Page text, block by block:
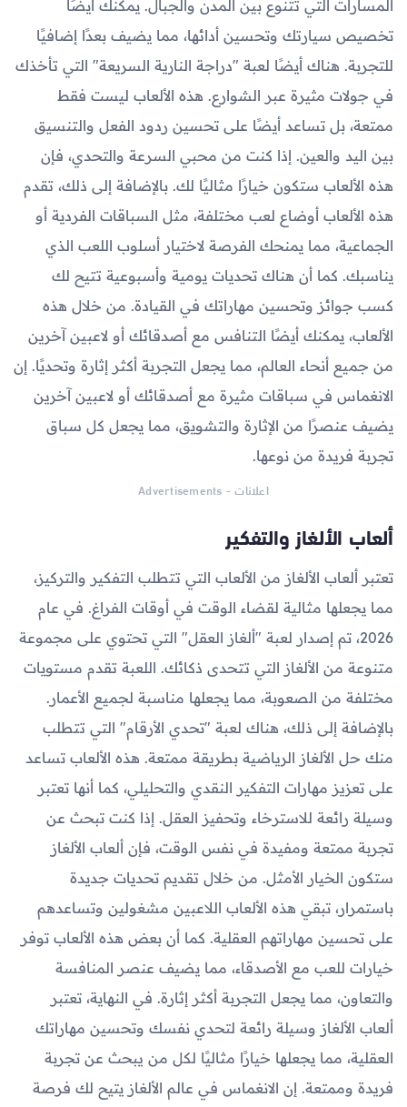
المسارات التي تتنوع بين المدن والجبال. يمكنك أيضًا
تخصيص سيارتك وتحسين أدائها، مما يضيف بعدًا إضافيًا
للتجربة. هناك أيضًا لعبة "دراجة النارية السريعة" التي تأخذك
في جولات مثيرة عبر الشوارع. هذه الألعاب ليست فقط
ممتعة، بل تساعد أيضًا على تحسين ردود الفعل والتنسيق
بين اليد والعين. إذا كنت من محبي السرعة والتحدي، فإن
هذه الألعاب ستكون خيارًا مثاليًا لك. بالإضافة إلى ذلك، تقدم
هذه الألعاب أوضاع لعب مختلفة، مثل السباقات الفردية أو
الجماعية، مما يمنحك الفرصة لاختيار أسلوب اللعب الذي
يناسبك. كما أن هناك تحديات يومية وأسبوعية تتيح لك
كسب جوائز وتحسين مهاراتك في القيادة. من خلال هذه
الألعاب، يمكنك أيضًا التنافس مع أصدقائك أو لاعبين آخرين
من جميع أنحاء العالم، مما يجعل التجربة أكثر إثارة وتحديًا. إن
الانغماس في سباقات مثيرة مع أصدقائك أو لاعبين آخرين
يضيف عنصرًا من الإثارة والتشويق، مما يجعل كل سباق
تجربة فريدة من نوعها.
اعلانات - Advertisements
ألعاب الألغاز والتفكير
تعتبر ألعاب الألغاز من الألعاب التي تتطلب التفكير والتركيز،
مما يجعلها مثالية لقضاء الوقت في أوقات الفراغ. في عام
2026، تم إصدار لعبة "ألغاز العقل" التي تحتوي على مجموعة
متنوعة من الألغاز التي تتحدى ذكائك. اللعبة تقدم مستويات
مختلفة من الصعوبة، مما يجعلها مناسبة لجميع الأعمار.
بالإضافة إلى ذلك، هناك لعبة "تحدي الأرقام" التي تتطلب
منك حل الألغاز الرياضية بطريقة ممتعة. هذه الألعاب تساعد
على تعزيز مهارات التفكير النقدي والتحليلي، كما أنها تعتبر
وسيلة رائعة للاسترخاء وتحفيز العقل. إذا كنت تبحث عن
تجربة ممتعة ومفيدة في نفس الوقت، فإن ألعاب الألغاز
ستكون الخيار الأمثل. من خلال تقديم تحديات جديدة
باستمرار، تبقي هذه الألعاب اللاعبين مشغولين وتساعدهم
على تحسين مهاراتهم العقلية. كما أن بعض هذه الألعاب توفر
خيارات للعب مع الأصدقاء، مما يضيف عنصر المنافسة
والتعاون، مما يجعل التجربة أكثر إثارة. في النهاية، تعتبر
ألعاب الألغاز وسيلة رائعة لتحدي نفسك وتحسين مهاراتك
العقلية، مما يجعلها خيارًا مثاليًا لكل من يبحث عن تجربة
فريدة وممتعة. إن الانغماس في عالم الألغاز يتيح لك فرصة